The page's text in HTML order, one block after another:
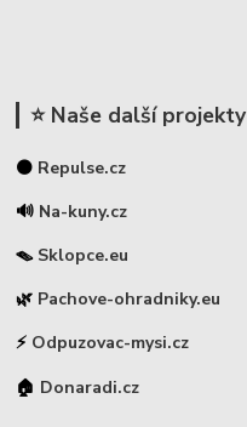
⭐ Naše další projekty
⚫ Repulse.cz
🔊 Na-kuny.cz
🪤 Sklopce.eu
🌿 Pachove-ohradniky.eu
⚡ Odpuzovac-mysi.cz
🏠 Donaradi.cz